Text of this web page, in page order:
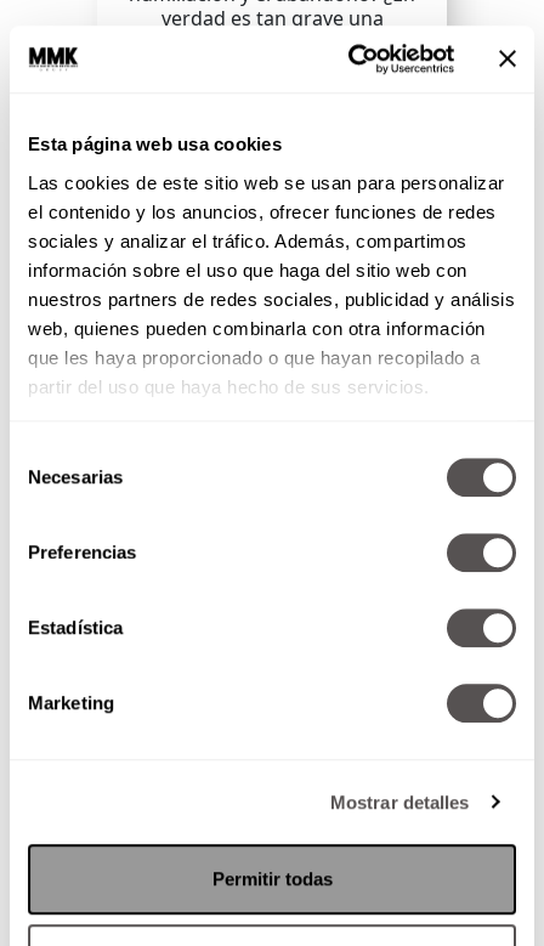
Esta página web usa cookies
Las cookies de este sitio web se usan para personalizar
el contenido y los anuncios, ofrecer funciones de redes
sociales y analizar el tráfico. Además, compartimos
información sobre el uso que haga del sitio web con
nuestros partners de redes sociales, publicidad y análisis
web, quienes pueden combinarla con otra información
que les haya proporcionado o que hayan recopilado a
partir del uso que haya hecho de sus servicios.
Necesarias
Preferencias
Estadística
Marketing
Mostrar detalles
Permitir todas
verdad es tan grave una